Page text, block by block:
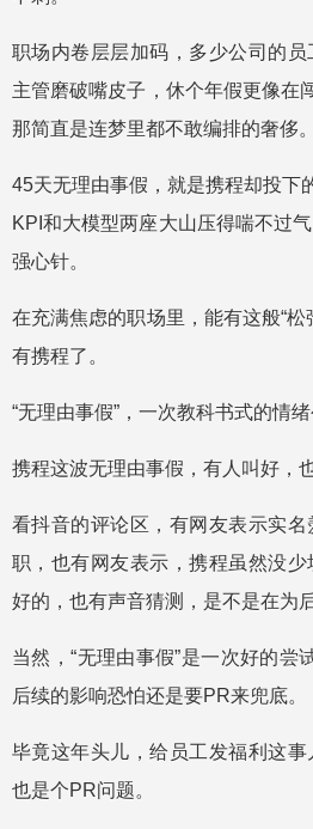
职场内卷层层加码，多少公司的
主管磨破嘴皮子，休个年假更像在
那简直是连梦里都不敢编排的奢侈。
45天无理由事假，就是携程却投下
KPI和大模型两座大山压得喘不过
强心针。
在充满焦虑的职场里，能有这般“
有携程了。
“无理由事假”，一次教科书式的情绪
携程这波无理由事假，有人叫好，
看抖音的评论区，有网友表示实
职，也有网友表示，携程虽然没
好的，也有声音猜测，是不是在为
当然，“无理由事假”是一次好的尝
后续的影响恐怕还是要PR来兜底。
毕竟这年头儿，给员工发福利这事
也是个PR问题。